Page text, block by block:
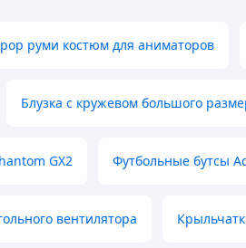
руми костюм для аниматоров
Блузка с кружевом большого
GX2 Футбольные бутсы
вентилятора